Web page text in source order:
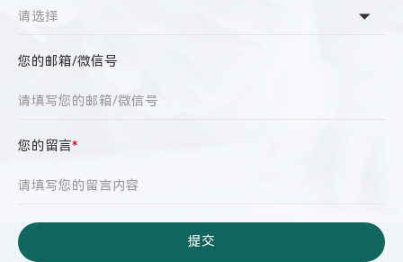
您的邮箱/微信号
您的留言*